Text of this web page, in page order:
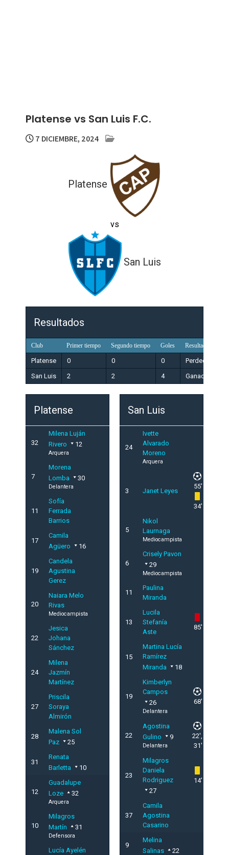
Platense vs San Luis F.C.
7 DICIEMBRE, 2024
Platense
vs
San Luis
Resultados
Club Primer tiempo Segundo tiempo Goles Resultado
Platense 0 0 0
Perdedor
San Luis
2 2 4 Ganador
Platense
32
Milena Luján
Rivero
12
Arquera
7
Morena
Lomba
30
Delantera
11
Sofía
Ferrada
Barrios
17
Camila
Agüero
16
19
Candela
Agustina
Gerez
20
Naiara Melo
Rivas
Mediocampista
22
Jesica
Johana
Sánchez
24
Milena
Jazmín
Martínez
27
Priscila
Soraya
Almirón
28
Malena Sol
Paz
25
31
Renata
Barletta
10
12
Guadalupe
Loze
32
Arquera
10
Milagros
Martín
31
Defensora
Lucía Ayelén
San Luis
24
Ivette
Alvarado
Moreno
Arquera
3 Janet Leyes
55'
34'
5
Nikol
Laurnaga
Mediocampista
6
Crisely Pavon
29
Mediocampista
11
Paulina
Miranda
13
Lucila
Stefanía
Aste
85'
15
Martina Lucía
Ramírez
Miranda
18
19
Kimberlyn
Campos
26
Delantera
68'
22
Agostina
Gulino
9
Delantera
22',
31'
23
Milagros
Daniela
Rodriguez
27
14'
37
Camila
Agostina
Casarino
9
Melina
Salinas
22